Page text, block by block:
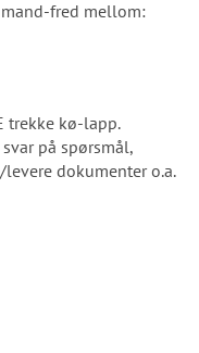
fred mellom:
trekke kø-lapp.
på spørsmål,
dokumenter o.a.